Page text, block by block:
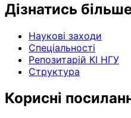
Дізнатись
Наукові заходи
Спеціальності
Репозитарій КІ НГУ
Структура
Корисні